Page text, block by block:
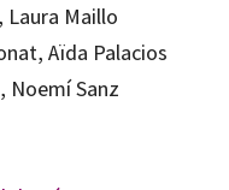
Laura Maillo
Aïda Palacios
Noemí Sanz